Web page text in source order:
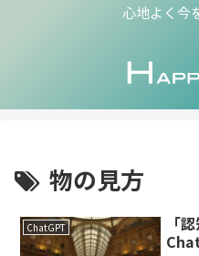
心地よく今
物の見方
ChatGPT
「